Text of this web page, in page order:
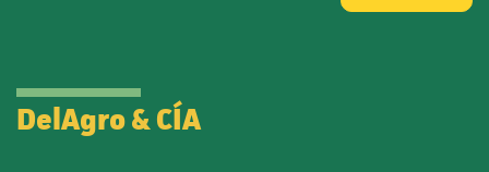
DelAgro & CÍA